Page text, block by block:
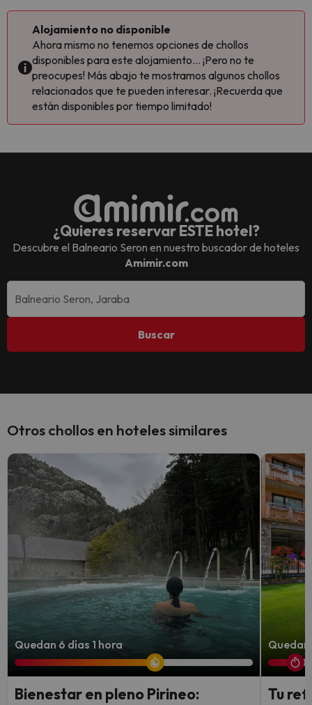
Alojamiento no disponible
Ahora mismo no tenemos opciones de chollos
disponibles para este alojamiento... ¡Pero no te
preocupes! Más abajo te mostramos algunos chollos
relacionados que te pueden interesar. ¡Recuerda que
están disponibles por tiempo limitado!
¿Quieres reservar ESTE hotel?
Descubre el Balneario Seron en nuestro buscador de hoteles
Amimir.com
Buscar
Otros chollos en hoteles similares
Quedan 6 días 1 hora
Bienestar en pleno Pirineo:
Tu